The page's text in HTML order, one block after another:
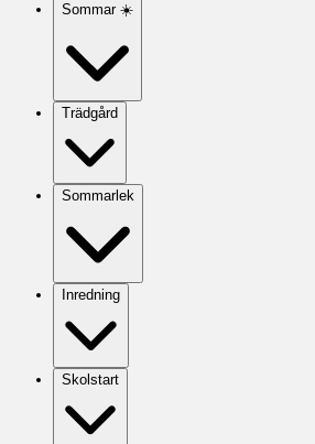
Sommar ☀️
Trädgård
Sommarlek
Inredning
Skolstart